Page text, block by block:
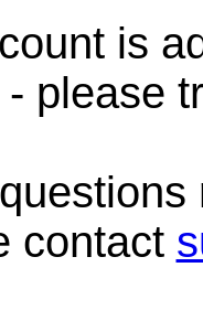
is
please
contact